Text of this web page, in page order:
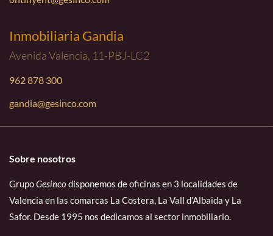
Inmobiliaria Gandia
Avenida Valencia, 11-PBJ-LC2
962 878 300
gandia@gesinco.com
Sobre nosotros
GrupoGesinco disponemos de oficinas en 3 localidades de
Valencia en las comarcas La Costera, La Vall d’Albaida y La
Safor. Desde 1995 nos dedicamos al sector inmobiliario.